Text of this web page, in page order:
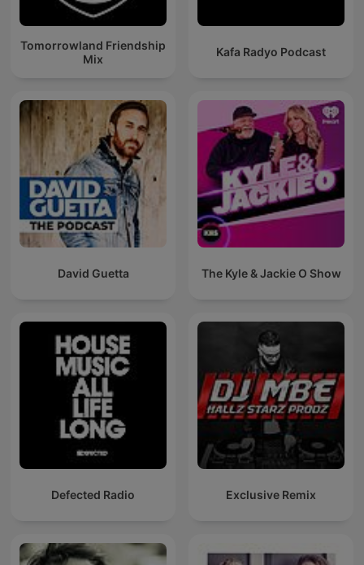
Tomorrowland Friendship
Mix
Kafa Radyo Podcast
David Guetta The Kyle & Jackie O Show
Defected Radio Exclusive Remix